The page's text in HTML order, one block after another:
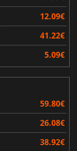
12.09€
41.22€
5.09€
59.80€
26.08€
38.92€